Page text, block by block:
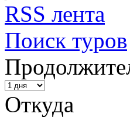
RSS лента
Поиск туров
Откуда